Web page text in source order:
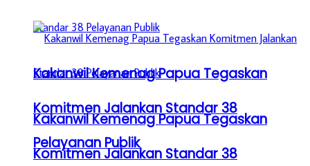
Kakanwil Kemenag Papua Tegaskan
Komitmen Jalankan Standar 38
Pelayanan Publik
Kakanwil Kemenag Papua Tegaskan
Komitmen Jalankan Standar 38